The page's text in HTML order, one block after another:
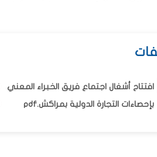
افتتاح أشغال اجتماع فريق الخبراء المعني
بإحصاءات التجارة الدولية بمراكش.pdf